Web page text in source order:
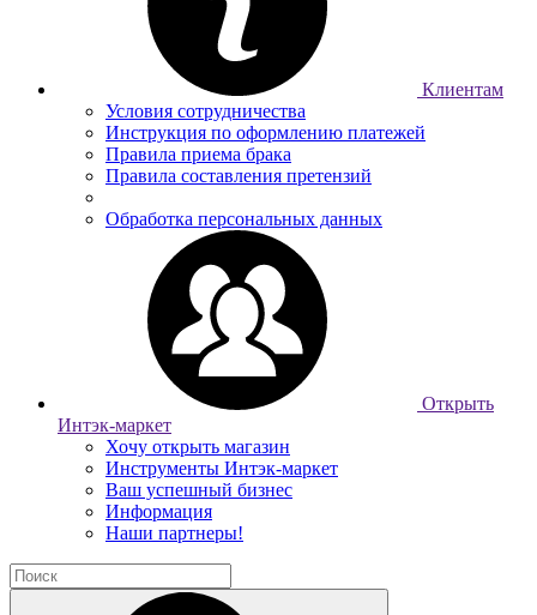
Клиентам
Условия сотрудничества
Инструкция по оформлению платежей
Правила приема брака
Правила составления претензий
Обработка персональных данных
Открыть
Интэк-маркет
Хочу открыть магазин
Инструменты Интэк-маркет
Ваш успешный бизнес
Информация
Наши партнеры!